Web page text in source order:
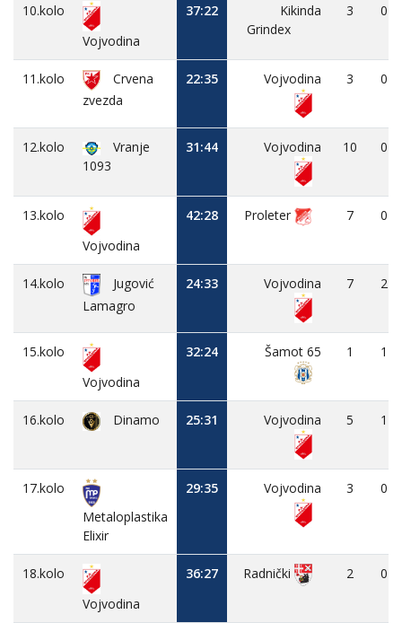
10.kolo
Vojvodina
37:22
Kikinda
Grindex
3 0
11.kolo
Crvena
zvezda
22:35 Vojvodina 3 0
12.kolo
Vranje
1093
31:44 Vojvodina 10 0
13.kolo
Vojvodina
42:28 Proleter 7 0
14.kolo
Jugović
Lamagro
24:33 Vojvodina 7 2
15.kolo
Vojvodina
32:24 Šamot 65 1 1
16.kolo Dinamo 25:31 Vojvodina 5 1
17.kolo
Metaloplastika
Elixir
29:35 Vojvodina 3 0
18.kolo
Vojvodina
36:27 Radnički 2 0